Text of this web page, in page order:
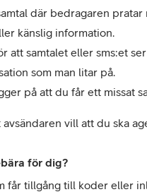
där bedragaren
känslig information.
att samtalet eller sms:et
som man litar på.
på att du får ett missat
avsändaren vill att du ska
för dig?
får tillgång till koder eller